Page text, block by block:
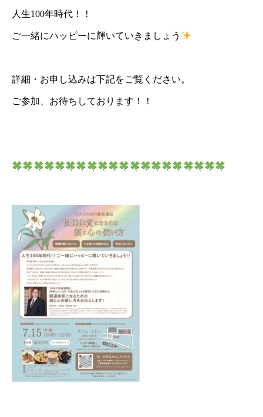
人生100年時代！！
ご一緒にハッピーに輝いていきましょう
詳細・お申し込みは下記をご覧ください。
ご参加、お待ちしております！！